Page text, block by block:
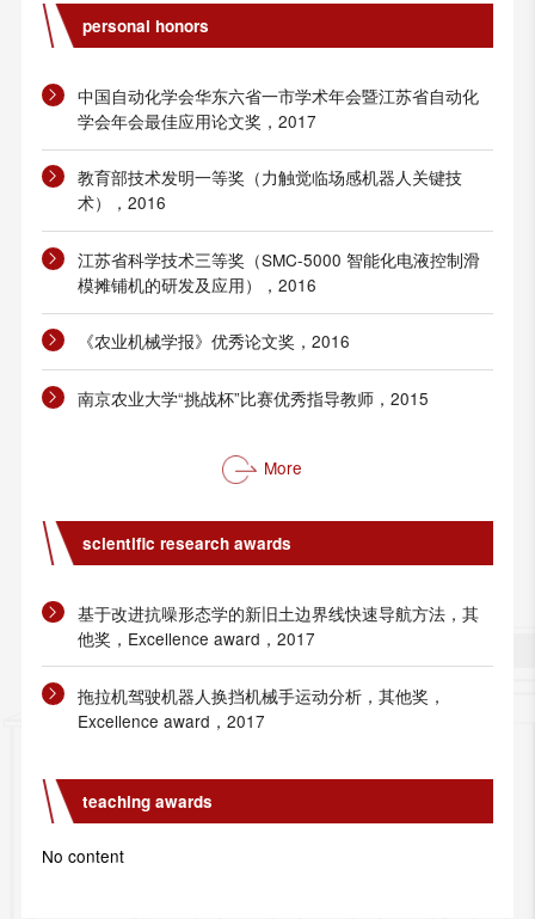
personal honors
中国自动化学会华东六省一市学术年会暨江苏省自动化
学会年会最佳应用论文奖，2017
教育部技术发明一等奖（力触觉临场感机器人关键技
术），2016
江苏省科学技术三等奖（SMC-5000 智能化电液控制滑
模摊铺机的研发及应用），2016
《农业机械学报》优秀论文奖，2016
南京农业大学“挑战杯”比赛优秀指导教师，2015
More
scientific research awards
基于改进抗噪形态学的新旧土边界线快速导航方法，其
他奖，Excellence award，2017
拖拉机驾驶机器人换挡机械手运动分析，其他奖，
Excellence award，2017
teaching awards
No content